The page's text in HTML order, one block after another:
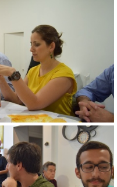
1024x680
1024x683